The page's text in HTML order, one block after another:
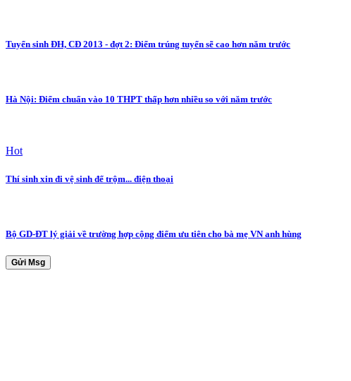
Tuyển sinh ĐH, CĐ 2013 - đợt 2: Điểm trúng tuyển sẽ cao hơn năm trước
Hà Nội: Điểm chuẩn vào 10 THPT thấp hơn nhiều so với năm trước
Hot
Thí sinh xin đi vệ sinh để trộm... điện thoại
Bộ GD-ĐT lý giải về trường hợp cộng điểm ưu tiên cho bà mẹ VN anh hùng
Gửi Msg